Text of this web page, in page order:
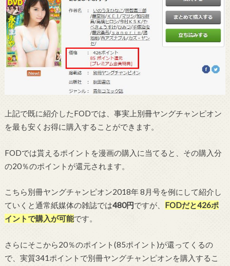
上記で既に紹介したFODでは、事実上別冊ヤングチャンピオン
を最も安くお得に購入することができます。
FODでは貰えるポイントを漫画の購入に当てると、その購入分
の20％のポイントが還元されます。
こちら別冊ヤングチャンピオン2018年 8月号を例にして紹介し
ていくと通常紙媒体の雑誌では480円ですが、
FODだと426ポ
イントで購入が可能です。
さらにそこから20％のポイント(85ポイント)が還ってくるの
で、実質341ポイントで別冊ヤングチャンピオンを購入するこ